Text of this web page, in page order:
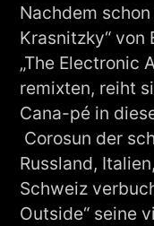
Nachdem
Krasnitzky“ von
„The Electronic
remixten, reiht
Cana-pé in
Corosun der
Russland,
Schweiz
Outside“ seine